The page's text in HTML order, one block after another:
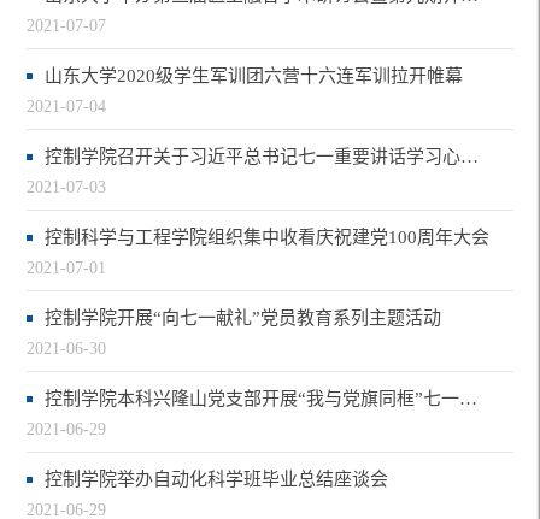
2021-07-07
山东大学2020级学生军训团六营十六连军训拉开帷幕
2021-07-04
控制学院召开关于习近平总书记七一重要讲话学习心得交流会
2021-07-03
控制科学与工程学院组织集中收看庆祝建党100周年大会
2021-07-01
控制学院开展“向七一献礼”党员教育系列主题活动
2021-06-30
控制学院本科兴隆山党支部开展“我与党旗同框”七一献礼主题活动
2021-06-29
控制学院举办自动化科学班毕业总结座谈会
2021-06-29